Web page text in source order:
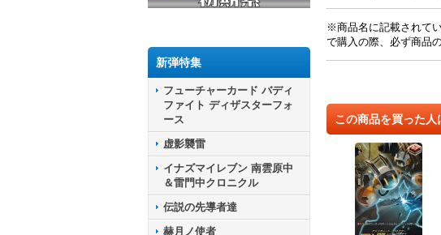
新弾特集
フューチャーカード バディ
ファイト ディザスターフォ
ース
虚影襲雷
イナズマイレブン 南雲原中
＆雷門中クロニクル
伝説の先導者達
赫月ノ使者
※商品名に記載されて
で購入の際、必ず商品
この商品を買った